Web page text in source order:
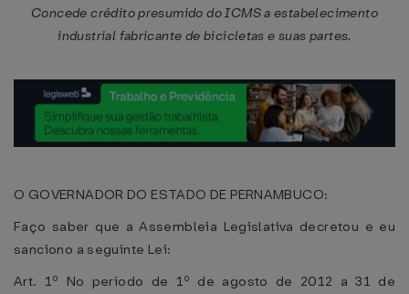
Concede crédito presumido do ICMS a estabelecimento
industrial fabricante de bicicletas e suas partes.
O GOVERNADOR DO ESTADO DE PERNAMBUCO:
Faço saber que a Assembleia Legislativa decretou e eu
sanciono a seguinte Lei:
Art. 1º No período de 1º de agosto de 2012 a 31 de